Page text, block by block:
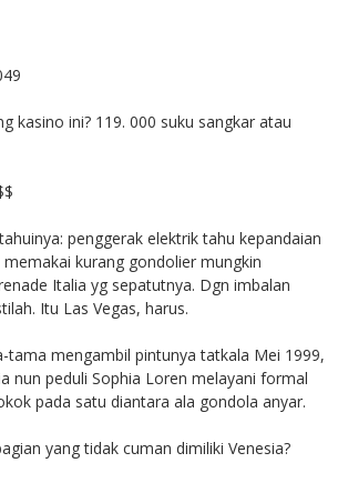
kasino ini? 119. 000 suku sangkar atau
penggerak elektrik tahu kepandaian
kurang gondolier mungkin
Italia yg sepatutnya. Dgn imbalan
Itu Las Vegas, harus.
tama mengambil pintunya tatkala Mei 1999,
nun peduli Sophia Loren melayani formal
pada satu diantara ala gondola anyar.
yang tidak cuman dimiliki Venesia?